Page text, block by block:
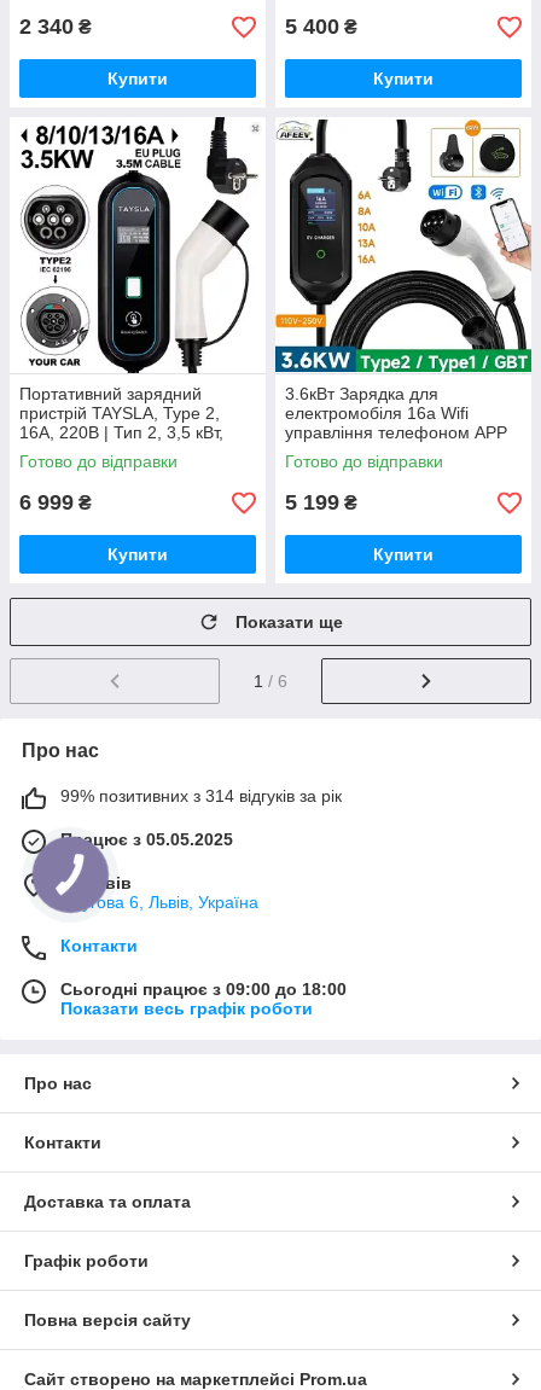
2 340 ₴
Купити
5 400 ₴
Купити
Портативний зарядний
пристрій TAYSLA, Type 2,
16А, 220В | Тип 2, 3,5 кВт,
кабель 3,5 м
Готово до відправки
6 999 ₴
Купити
3.6кВт Зарядка для
електромобіля 16а Wifi
управління телефоном APP
Готово до відправки
5 199 ₴
Купити
Показати ще
1 / 6
Про нас
99% позитивних з 314 відгуків за рік
Працює з 05.05.2025
м. Львів
Плугова 6, Львів, Україна
Контакти
Сьогодні працює з 09:00 до 18:00
Показати весь графік роботи
Про нас
Контакти
Доставка та оплата
Графік роботи
Повна версія сайту
Сайт створено на маркетплейсі Prom.ua